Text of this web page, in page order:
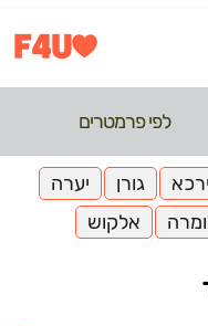
לפי פרמטרים
ירכא גורן
יערה
אלקוש